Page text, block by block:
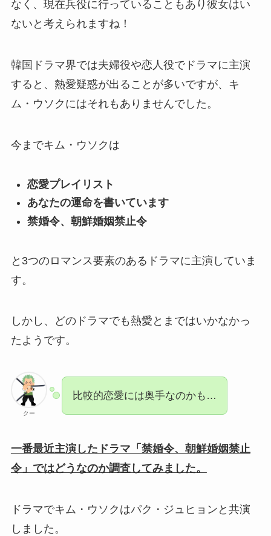
なく、現在兵役に行っていることもあり彼女はい
ないと考えられますね！
韓国ドラマ界では夫婦役や恋人役でドラマに主演
すると、熱愛疑惑が出ることが多いですが、キ
ム・ウソクにはそれもありませんでした。
今までキム・ウソクは
恋愛プレイリスト
あなたの運命を書いています
禁婚令、朝鮮婚姻禁止令
と3つのロマンス要素のあるドラマに主演していま
す。
しかし、どのドラマでも熱愛とまではいかなかっ
たようです。
クー
比較的恋愛には奥手なのかも…
一番最近主演したドラマ「禁婚令、朝鮮婚姻禁止
令」ではどうなのか調査してみました。
ドラマでキム・ウソクはパク・ジュヒョンと共演
しました。